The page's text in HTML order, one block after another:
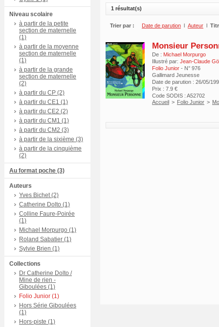
Niveau scolaire
à partir de la petite
section de maternelle
(1)
à partir de la moyenne
section de maternelle
(1)
à partir de la grande
section de maternelle
(2)
à partir du CP (2)
à partir du CE1 (1)
à partir du CE2 (2)
à partir du CM1 (1)
à partir du CM2 (3)
à partir de la sixième (3)
à partir de la cinquième
(2)
Au format poche (3)
Auteurs
Yves Bichet (2)
Catherine Dolto (1)
Colline Faure-Poirée
(1)
Michael Morpurgo (1)
Roland Sabatier (1)
Sylvie Brien (1)
Collections
Dr Catherine Dolto /
Mine de rien -
Giboulées (1)
Folio Junior (1)
Hors Série Giboulées
(1)
Hors-piste (1)
1 résultat(s)
Trier par : Date de parution l Auteur l
Monsieur
De : Michael Morpurgo
Illustré par: Jean-Claude
Folio Junior - N° 976
Gallimard Jeunesse
Date de parution : 26/05/
Prix : 7.9 €
Code SODIS : A52702
Accueil > Folio Junior >